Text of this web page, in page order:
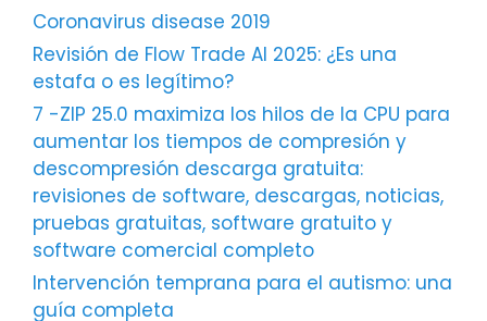
Coronavirus disease 2019
Revisión de Flow Trade AI 2025: ¿Es una
estafa o es legítimo?
7 -ZIP 25.0 maximiza los hilos de la CPU para
aumentar los tiempos de compresión y
descompresión descarga gratuita:
revisiones de software, descargas, noticias,
pruebas gratuitas, software gratuito y
software comercial completo
Intervención temprana para el autismo: una
guía completa